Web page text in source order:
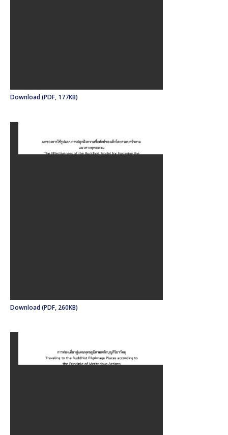
Download (PDF, 177KB)
Download (PDF, 260KB)